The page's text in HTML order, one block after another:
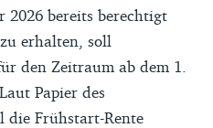
2026 bereits berechtigt
erhalten, soll
den Zeitraum ab dem 1.
Papier des
die Frühstart-Rente